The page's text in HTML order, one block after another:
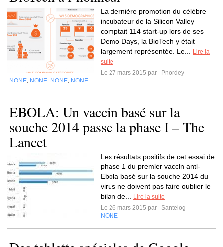
La dernière promotion du célèbre
incubateur de la Silicon Valley
comptait 114 start-up lors de ses
Demo Days, la BioTech y était
largement représentée. Le...
Lire la
suite
Le 27 mars 2015 par
Pnordey
NONE NONE NONE NONE
EBOLA: Un vaccin basé sur la
souche 2014 passe la phase I – The
Lancet
Les résultats positifs de cet essai de
phase 1 du premier vaccin anti-
Ebola basé sur la souche 2014 du
virus ne doivent pas faire oublier le
bilan de...
Lire la suite
Le 26 mars 2015 par
Santelog
NONE